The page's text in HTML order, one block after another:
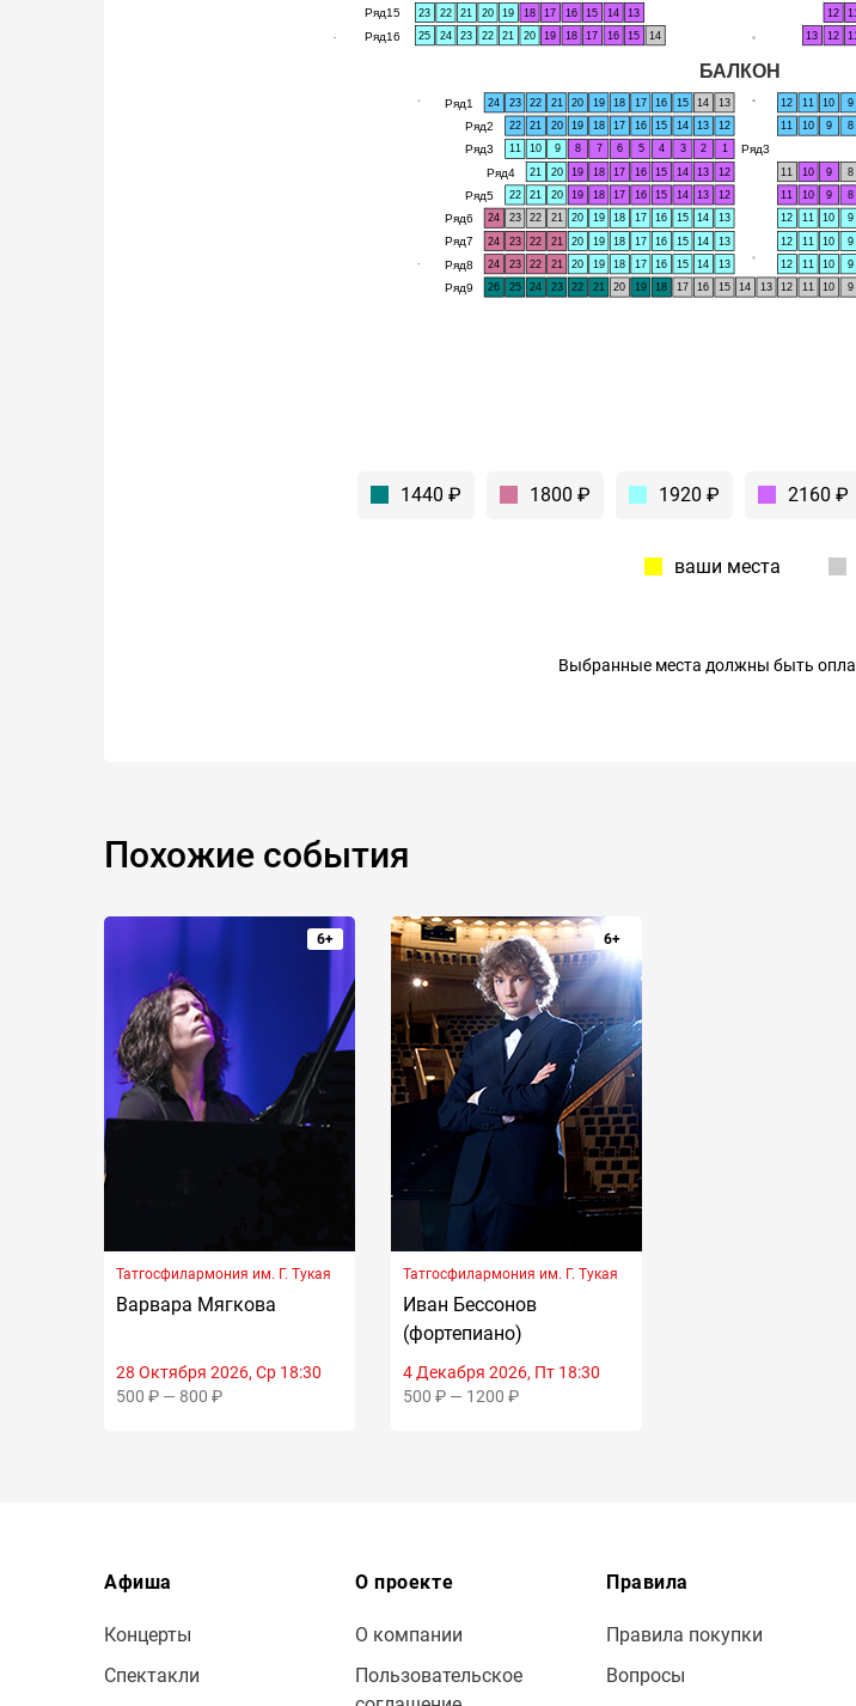
Ряд15
Ряд16
БАЛКОН
Ряд1
Ряд2
Ряд3
Ряд3
Ряд4
Ряд5
Ряд6
Ряд7
Ряд8
Ряд9
23
22 21 20 19 18 17 16 15 14 13 12 11
25 24 23 22 21 20 19 18 17 16 15 14 13 12 11
24 23 22 21 20 19 18 17 16 15 14 13 12 11 10 9
22 21 20 19 18 17 16 15 14 13 12 11 10 9 8
11 10 9 8 7 6 5 4 3 2
1
21
20 19 18 17 16 15 14 13 12 11 10 9 8
22
21 20 19 18 17 16 15 14 13 12 11 10 9 8
24
23 22 21 20 19 18 17 16 15 14 13 12 11 10 9
24
23 22 21 20 19 18 17 16 15 14 13 12 11 10 9
24
23 22 21 20 19 18 17 16 15 14 13 12 11 10 9
26
25 24 23 22 21 20 19 18 17 16 15 14 13 12 11 10 9
1440 ₽ 1800 ₽ 1920 ₽ 2160 ₽
ваши места
Выбранные места должны быть
Похожие события
6+
Татгосфилармония им. Г. Тукая
Варвара Мягкова
28 Октября 2026, Ср 18:30
500 ₽ — 800 ₽
6+
Татгосфилармония им. Г. Тукая
Иван Бессонов
(фортепиано)
4 Декабря 2026, Пт 18:30
500 ₽ — 1200 ₽
Афиша
Концерты
Спектакли
О проекте
О компании
Пользовательское
Правила
Правила покупки
Вопросы